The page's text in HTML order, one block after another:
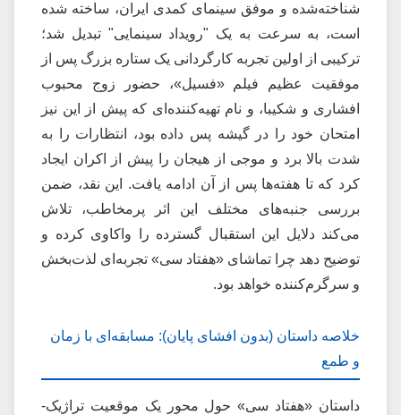
شناخته‌شده و موفق سینمای کمدی ایران، ساخته شده
است، به سرعت به یک "رویداد سینمایی" تبدیل شد؛
ترکیبی از اولین تجربه کارگردانی یک ستاره بزرگ پس از
موفقیت عظیم فیلم «فسیل»، حضور زوج محبوب
افشاری و شکیبا، و نام تهیه‌کننده‌ای که پیش از این نیز
امتحان خود را در گیشه پس داده بود، انتظارات را به
شدت بالا برد و موجی از هیجان را پیش از اکران ایجاد
کرد که تا هفته‌ها پس از آن ادامه یافت. این نقد، ضمن
بررسی جنبه‌های مختلف این اثر پرمخاطب، تلاش
می‌کند دلایل این استقبال گسترده را واکاوی کرده و
توضیح دهد چرا تماشای «هفتاد سی» تجربه‌ای لذت‌بخش
و سرگرم‌کننده خواهد بود.
خلاصه داستان (بدون افشای پایان): مسابقه‌ای با زمان
و طمع
داستان «هفتاد سی» حول محور یک موقعیت تراژیک-